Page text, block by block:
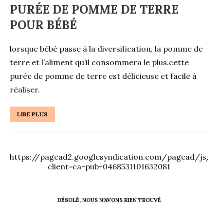
PURÉE DE POMME DE TERRE
POUR BÉBÉ
lorsque bébé passe à la diversification, la pomme de
terre et l’aliment qu’il consommera le plus.cette
purée de pomme de terre est délicieuse et facile à
réaliser.
LIRE PLUS
https://pagead2.googlesyndication.com/pagead/js/
client=ca-pub-0468531101632081
https://pagead2.googlesyndication.com/pagead/js/
client=ca-pub-0468531101632081